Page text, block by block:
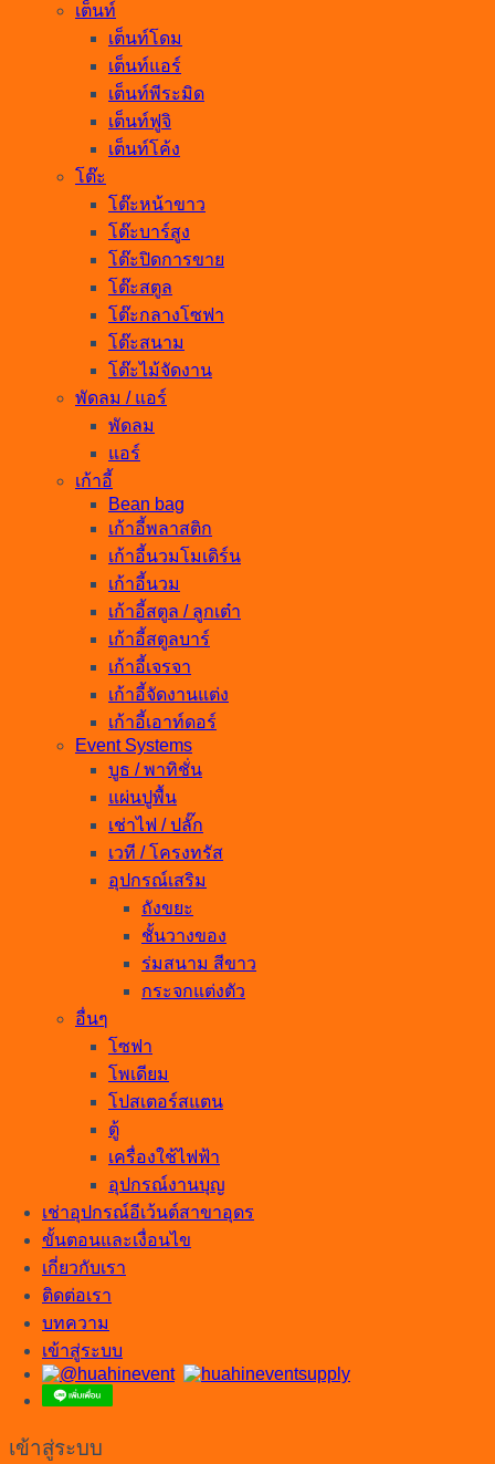
เต็นท์
เต็นท์โดม
เต็นท์แอร์
เต็นท์พีระมิด
เต็นท์ฟูจิ
เต็นท์โค้ง
โต๊ะ
โต๊ะหน้าขาว
โต๊ะบาร์สูง
โต๊ะปิดการขาย
โต๊ะสตูล
โต๊ะกลางโซฟา
โต๊ะสนาม
โต๊ะไม้จัดงาน
พัดลม / แอร์
พัดลม
แอร์
เก้าอี้
Bean bag
เก้าอี้พลาสติก
เก้าอี้นวมโมเดิร์น
เก้าอี้นวม
เก้าอี้สตูล / ลูกเต๋า
เก้าอี้สตูลบาร์
เก้าอี้เจรจา
เก้าอี้จัดงานแต่ง
เก้าอี้เอาท์ดอร์
Event Systems
บูธ / พาทิชั่น
แผ่นปูพื้น
เช่าไฟ / ปลั๊ก
เวที / โครงทรัส
อุปกรณ์เสริม
ถังขยะ
ชั้นวางของ
ร่มสนาม สีขาว
กระจกแต่งตัว
อื่นๆ
โซฟา
โพเดียม
โปสเตอร์สแตน
ตู้
เครื่องใช้ไฟฟ้า
อุปกรณ์งานบุญ
เช่าอุปกรณ์อีเว้นต์สาขาอุดร
ขั้นตอนและเงื่อนไข
เกี่ยวกับเรา
ติดต่อเรา
บทความ
เข้าสู่ระบบ
เข้าสู่ระบบ